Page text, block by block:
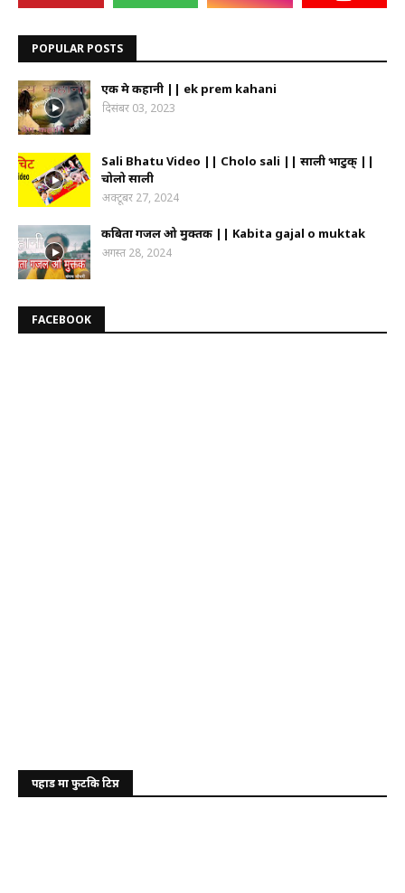
POPULAR POSTS
एक प्रेम कहानी || ek prem kahani
दिसंबर 03, 2023
Sali Bhatu Video || Cholo sali || साली भाटुक् ||
चोलो साली
अक्टूबर 27, 2024
कबिता गजल ओ मुक्तक || Kabita gajal o muktak
अगस्त 28, 2024
FACEBOOK
पहाड मा फुटकि टिप्न